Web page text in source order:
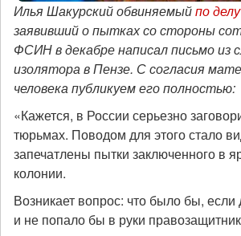
Илья Шакурский обвиняемыйпо
заявивший о пытках со стороны
ФСИН в декабре написал письмо из
изолятора в Пензе. С согласия
человека публикуем его полностью:
«Кажется, в России серьезно
тюрьмах. Поводом для этого стало
запечатлены пытки заключенного в
колонии.
Возникает вопрос: что было бы, если
и не попало бы в руки